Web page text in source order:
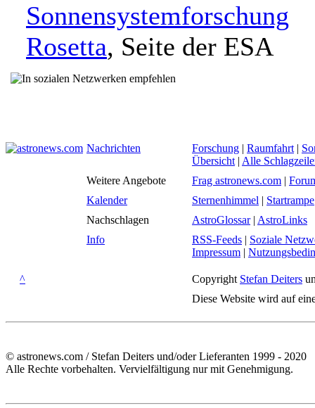
Sonnensystemforschung
Rosetta, Seite der ESA
Nachrichten Forschung | Raumfahrt |
Übersicht | Alle
Weitere Angebote
Frag astronews.com |
Kalender
Sternenhimmel | Startrampe
Nachschlagen
AstroGlossar| AstroLinks
Info
RSS-Feeds | Soziale
Impressum |
^ Copyright Stefan Deiters
Diese Website wird auf
© astronews.com / Stefan Deiters und/oder Lieferanten 1999 - 2020
Alle Rechte vorbehalten. Vervielfältigung nur mit Genehmigung.